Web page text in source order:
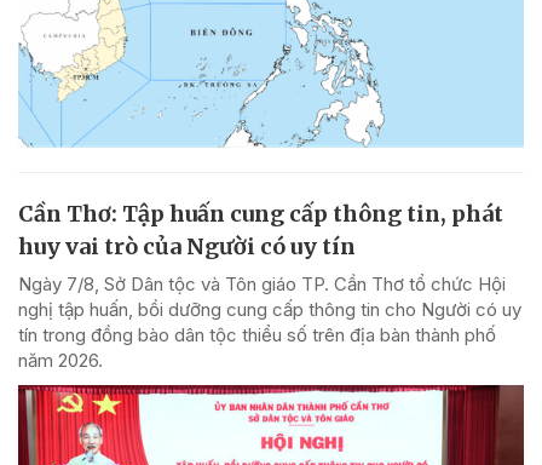
Cần Thơ: Tập huấn cung cấp thông tin, phát
huy vai trò của Người có uy tín
Ngày 7/8, Sở Dân tộc và Tôn giáo TP. Cần Thơ tổ chức Hội
nghị tập huấn, bồi dưỡng cung cấp thông tin cho Người có uy
tín trong đồng bào dân tộc thiểu số trên địa bàn thành phố
năm 2026.